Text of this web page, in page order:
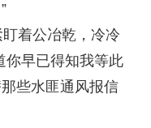
着公冶乾，冷冷
你早已得知我等此
些水匪通风报信